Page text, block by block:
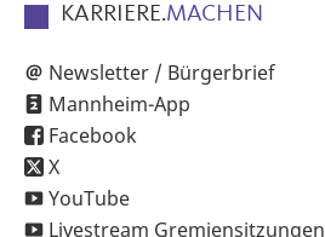
KARRIERE.MACHEN
Newsletter / Bürgerbrief
Mannheim-App
Facebook
X
YouTube
Livestream Gremiensitzungen